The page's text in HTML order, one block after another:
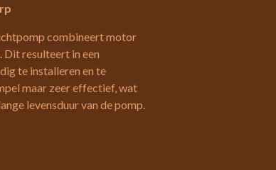
combineert motor
Dit resulteert in een
te installeren en te
maar zeer effectief, wat
levensduur van de pomp.